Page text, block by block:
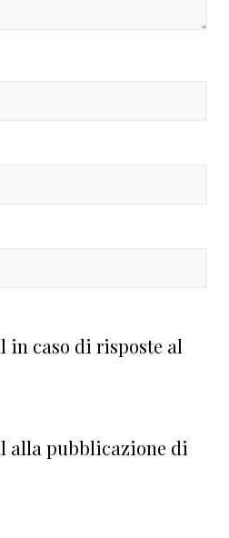
in caso di risposte al
alla pubblicazione di